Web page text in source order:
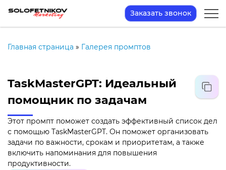
Заказать звонок
Главная страница » Галерея промптов
TaskMasterGPT: Идеальный
помощник по задачам
Этот промпт поможет создать эффективный список дел
с помощью TaskMasterGPT. Он поможет организовать
задачи по важности, срокам и приоритетам, а также
включить напоминания для повышения
продуктивности.